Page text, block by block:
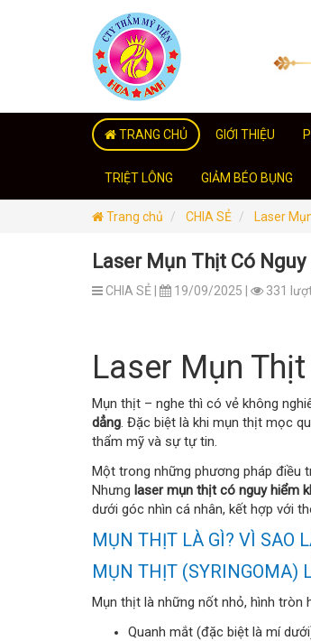
TRANG CHỦ GIỚI THIỆU
TRIỆT LÔNG GIẢM BÉO BỤNG
Trang chủ CHIA SẺ Laser
Laser Mụn Thịt Có
CHIA SẺ | 19/09/2025 | 331
Laser Mụn
Mụn thịt – nghe thì có vẻ không
dẳng. Đặc biệt là khi mụn thịt mọc
thẩm mỹ và sự tự tin.
Một trong những phương pháp điều
Nhưng laser mụn thịt có nguy hiểm
dưới góc nhìn cá nhân, kết hợp với
MỤN THỊT LÀ GÌ? VÌ SAO
MỤN THỊT (SYRINGOMA)
Mụn thịt là những nốt nhỏ, hình tròn
Quanh mắt (đặc biệt là mí